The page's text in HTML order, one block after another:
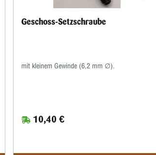
Geschoss-Setzschraube
mit kleinem Gewinde (6,2 mm ∅).
10,40 €